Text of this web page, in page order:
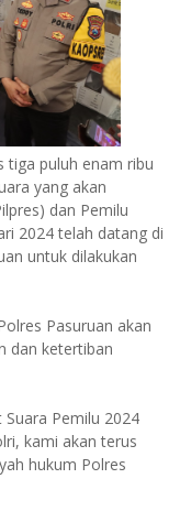
tiga puluh enam ribu
yang akan
dan Pemilu
2024 telah datang di
untuk dilakukan
Pasuruan akan
dan ketertiban
Pemilu 2024
kami akan terus
hukum Polres